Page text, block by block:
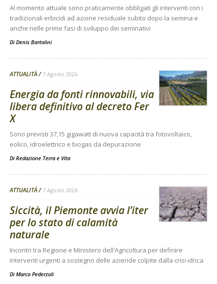
Al momento attuale sono praticamente obbligati gli interventi con i
tradizionali erbicidi ad azione residuale subito dopo la semina e
anche nelle prime fasi di sviluppo dei seminativi
Di Denis Bartolini
ATTUALITÀ 7 Agosto 2026
Energia da fonti rinnovabili, via
libera definitivo al decreto Fer
X
Sono previsti 37,15 gigawatt di nuova capacità tra fotovoltaico,
eolico, idroelettrico e biogas da depurazione
Di Redazione Terra e Vita
ATTUALITÀ 7 Agosto 2026
Siccità, il Piemonte avvia l’iter
per lo stato di calamità
naturale
Incontri tra Regione e Ministero dell'Agricoltura per definire
interventi urgenti a sostegno delle aziende colpite dalla crisi idrica
Di Marco Pederzoli